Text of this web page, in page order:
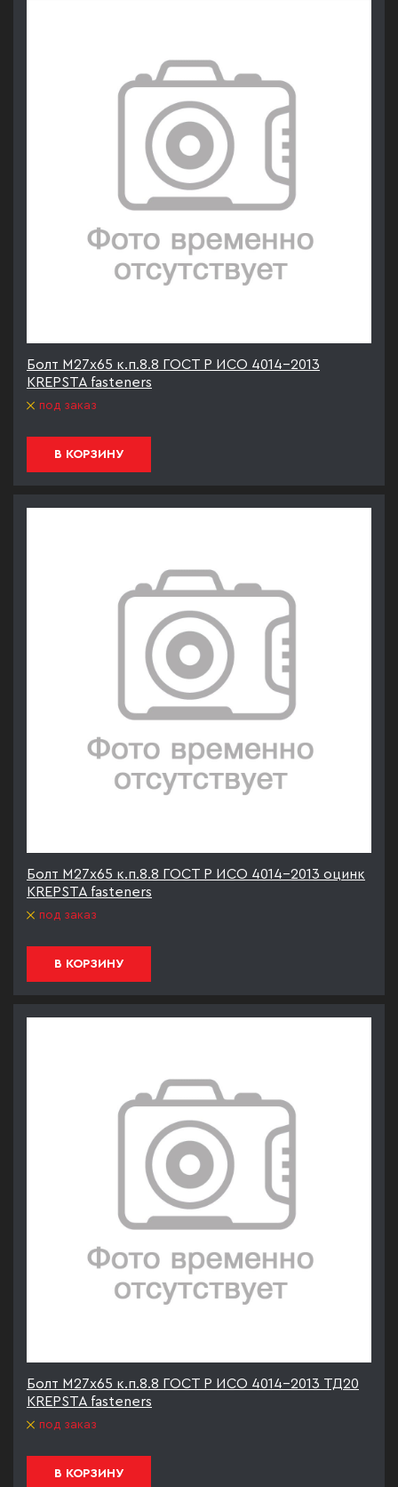
Болт М27х65 к.п.8.8 ГОСТ Р ИСО 4014-2013
KREPSTA fasteners
под заказ
В КОРЗИНУ
Болт М27х65 к.п.8.8 ГОСТ Р ИСО 4014-2013 оцинк
KREPSTA fasteners
под заказ
В КОРЗИНУ
Болт М27х65 к.п.8.8 ГОСТ Р ИСО 4014-2013 ТД20
KREPSTA fasteners
под заказ
В КОРЗИНУ